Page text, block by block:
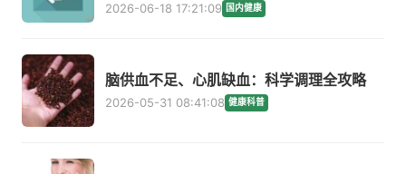
2026-06-18 17:21:09 国内健康
脑供血不足、心肌缺血：科学调理全攻略
2026-05-31 08:41:08 健康科普